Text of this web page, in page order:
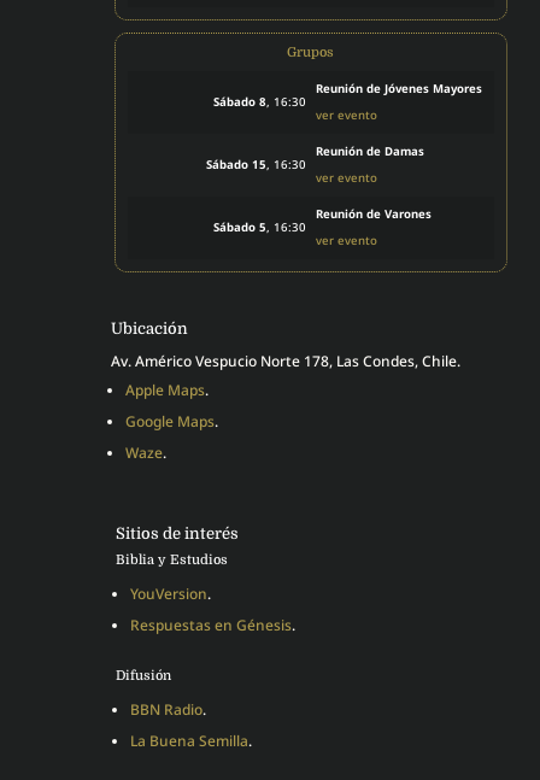
Grupos
Sábado 8, 16:30
Reunión de Jóvenes Mayores
ver evento
Sábado 15, 16:30
Reunión de Damas
ver evento
Sábado 5, 16:30
Reunión de Varones
ver evento
Ubicación
Av. Américo Vespucio Norte 178, Las Condes, Chile.
Apple Maps.
Google Maps.
Waze.
Sitios de interés
Biblia y Estudios
YouVersion.
Respuestas en Génesis.
Difusión
BBN Radio.
La Buena Semilla.